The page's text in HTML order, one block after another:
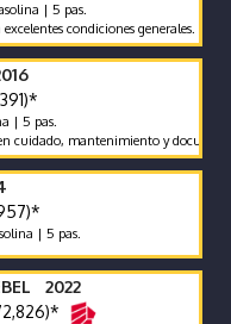
| 5 pas.
condiciones generales. Vehículo
| 5 pas.
mantenimiento y documentos
| 5 pas.
2022